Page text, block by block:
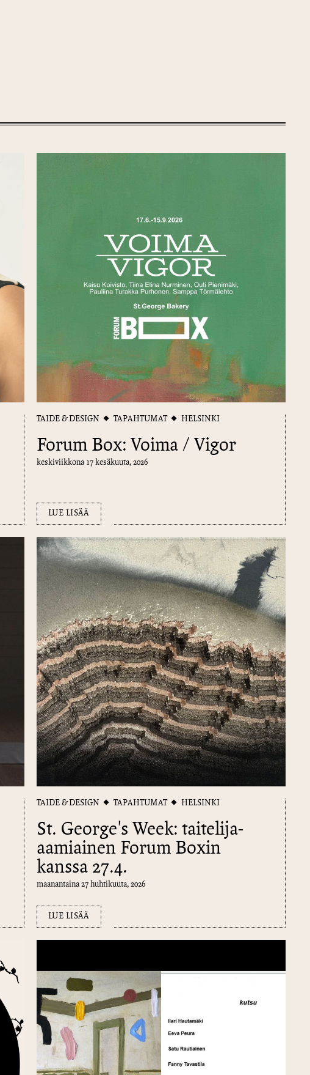
TAIDE & DESIGN TAPAHTUMAT HELSINKI
Forum Box: Voima / Vigor
keskiviikkona 17 kesäkuuta, 2026
LUE LISÄÄ
TAIDE & DESIGN TAPAHTUMAT HELSINKI
St. George's Week: taitelija-
aamiainen Forum Boxin
kanssa 27.4.
maanantaina 27 huhtikuuta, 2026
LUE LISÄÄ